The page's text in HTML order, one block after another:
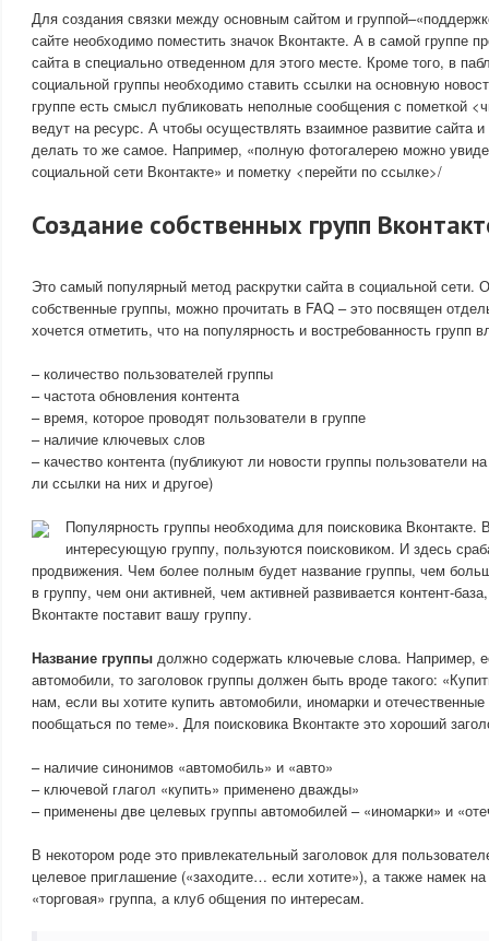
Для создания связки между основным сайтом и
сайте необходимо поместить значок Вконтакте. А в самой группе
сайта в специально отведенном для этого месте. Кроме того, в
социальной группы необходимо ставить ссылки на основную
группе есть смысл публиковать неполные сообщения с пометкой
ведут на ресурс. А чтобы осуществлять взаимное развитие сайта
делать то же самое. Например, «полную фотогалерею можно
социальной сети Вконтакте» и пометку <перейти по ссылке>/
Создание собственных групп
Это самый популярный метод раскрутки сайта в социальной сети.
собственные группы, можно прочитать в FAQ – это посвящен
хочется отметить, что на популярность и востребованность групп
– количество пользователей группы
– частота обновления контента
– время, которое проводят пользователи в группе
– наличие ключевых слов
– качество контента (публикуют ли новости группы пользователи
ли ссылки на них и другое)
Популярность группы необходима для поисковика Вконтакте.
интересующую группу, пользуются поисковиком. И здесь
продвижения. Чем более полным будет название группы, чем
в группу, чем они активней, чем активней развивается контент-
Вконтакте поставит вашу группу.
Название группы должно содержать ключевые слова. Например,
автомобили, то заголовок группы должен быть вроде такого:
нам, если вы хотите купить автомобили, иномарки и
пообщаться по теме». Для поисковика Вконтакте это хороший
– наличие синонимов «автомобиль» и «авто»
– ключевой глагол «купить» применено дважды»
– применены две целевых группы автомобилей – «иномарки» и
В некотором роде это привлекательный заголовок для
целевое приглашение («заходите… если хотите»), а также намек на
«торговая» группа, а клуб общения по интересам.